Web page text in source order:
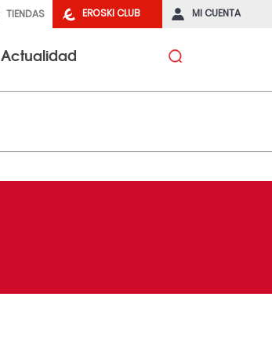
EROSKI CLUB MI CUENTA
TIENDAS
Actualidad